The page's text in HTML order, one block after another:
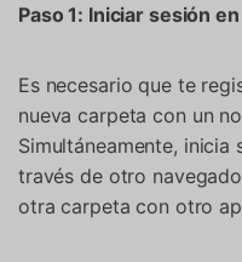
Paso 1: Iniciar sesión
Es necesario que te
nueva carpeta con un
Simultáneamente, inicia
través de otro
otra carpeta con otro